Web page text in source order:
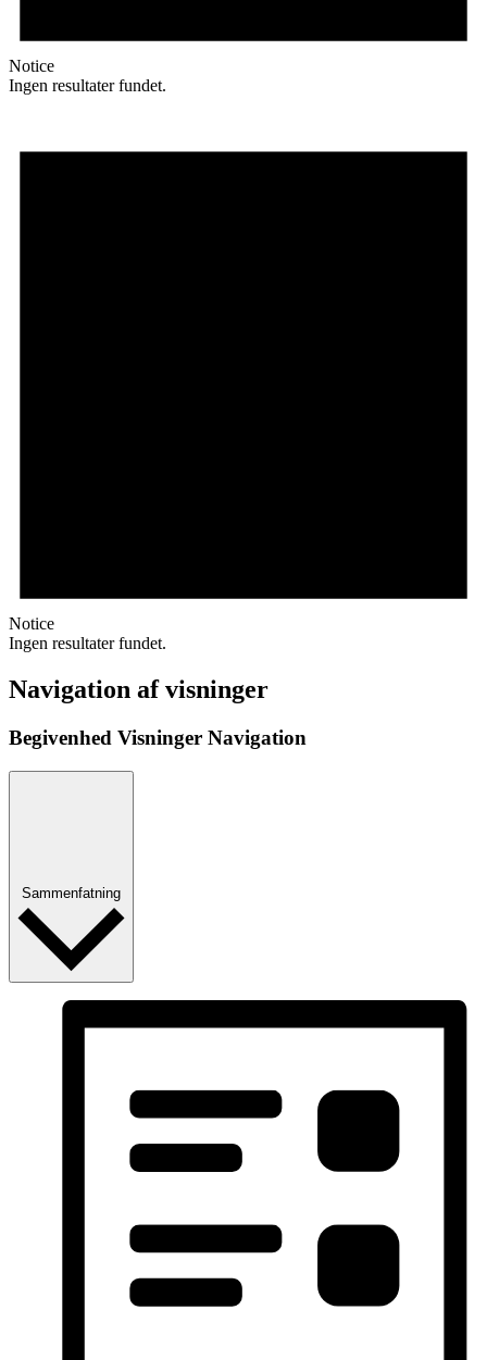
Notice
Ingen resultater fundet.
Notice
Ingen resultater fundet.
Navigation af visninger
Begivenhed Visninger Navigation
Sammenfatning